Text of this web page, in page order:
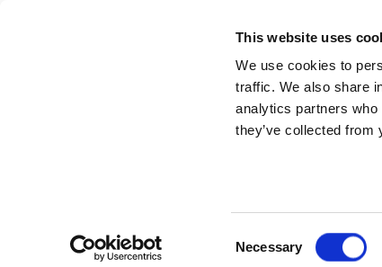
This website uses
We use cookies to
traffic. We also share
analytics partners who
they’ve collected
Necessary